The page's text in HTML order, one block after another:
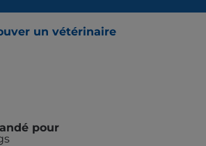
un vétérinaire
pour